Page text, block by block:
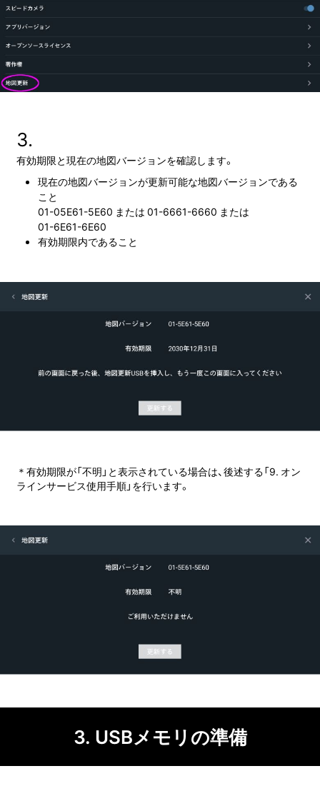
3.
有効期限と現在の地図バージョンを確認します。
現在の地図バージョンが更新可能な地図バージョンである
こと
01-05E61-5E60 または 01-6661-6660 または
01-6E61-6E60
有効期限内であること
＊有効期限が「不明」と表示されている場合は、 後述する「9. オン
ラインサービス使用手順」 を行います。
3. USBメモリの準備